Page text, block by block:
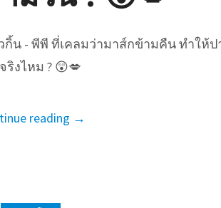
กิ้น - พีพี ที่เคลมว่ามาส์กข้ามคืน ทำให้
ริงไหม ? 😲💋
reading →